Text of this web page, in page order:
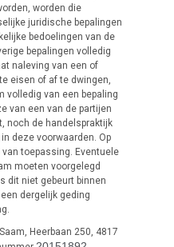
worden die
juridische bepalingen
bedoelingen van de
bepalingen volledig
naleving van een of
eisen of af te dwingen,
volledig van een bepaling
van een van de partijen
noch de handelspraktijk
deze voorwaarden. Op
toepassing. Eventuele
moeten voorgelegd
dit niet gebeurt binnen
dergelijk geding
Heerbaan 250, 4817